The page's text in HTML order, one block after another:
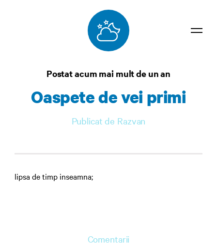
Contact
Autentificare
Postat acum mai mult de un an
Oaspete de vei primi
Publicat de Razvan
lipsa de timp inseamna;
Comentarii